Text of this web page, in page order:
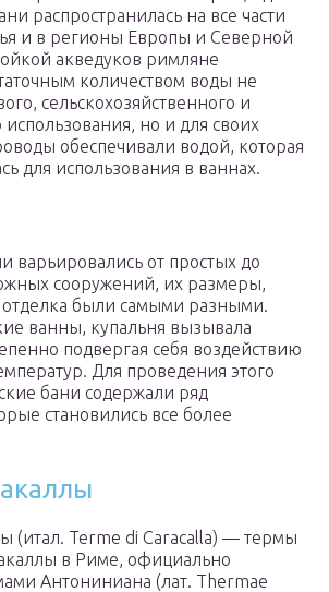
распространилась на все части
и в регионы Европы и Северной
акведуков римляне
количеством воды не
сельскохозяйственного и
но и для своих
обеспечивали водой, которая
для использования в ваннах.
варьировались от простых до
сооружений, их размеры,
были самыми разными.
ванны, купальня вызывала
подвергая себя воздействию
Для проведения этого
бани содержали ряд
становились все более
(итал. Terme di Caracalla) — термы
в Риме, официально
Антониниана (лат. Thermae